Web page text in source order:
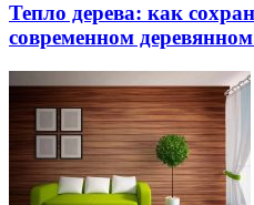
Тепло дерева: как
современном